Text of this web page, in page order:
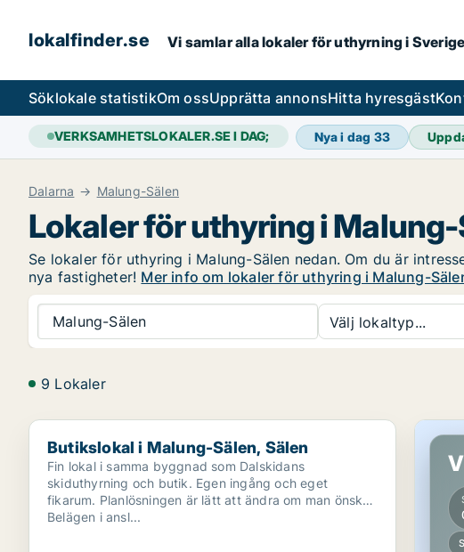
lokalfinder.se Vi samlar alla lokaler för uthyrning i
Söklokale statistikOm ossUpprätta annonsHitta hyresgäst
VERKSAMHETSLOKALER.SE I DAG; Nya i dag 33
Dalarna Malung-Sälen
Lokaler för uthyring i
Se lokaler för uthyring i Malung-Sälen nedan. Om du är
nya fastigheter! Mer info om lokaler för uthyring i Malung-
Malung-Sälen Välj lokaltyp...
9 Lokaler
Butikslokal i Malung-Sälen, Sälen
Butikslokal i Malung-Sälen, Sälen
Fin lokal i samma byggnad som Dalskidans
skiduthyrning och butik. Egen ingång och eget
fikarum. Planlösningen är lätt att ändra om man önskar.
Belägen i ansl...